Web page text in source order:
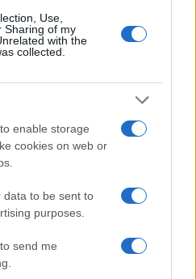
Use,
Sharing of my
with the
collected.
enable storage
cookies on web or
data to be sent to
purposes.
send me
Ed è lite in